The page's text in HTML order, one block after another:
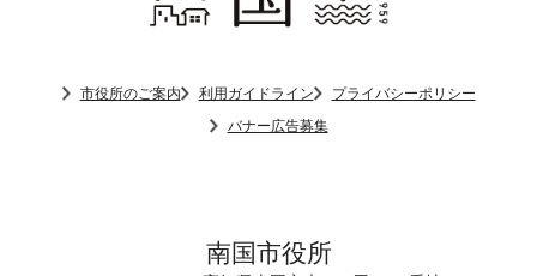
市役所のご案内 利用ガイドライン
プライバシーポリシー
バナー広告募集
南国市役所